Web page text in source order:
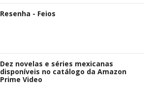
Resenha - Feios
Dez novelas e séries mexicanas
disponíveis no catálogo da Amazon
Prime Video